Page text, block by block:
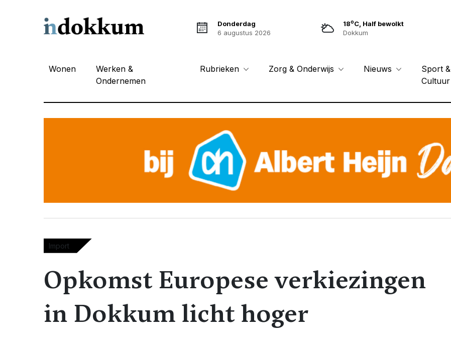
Donderdag
6 augustus 2026
18oC, Half bewolkt
Dokkum
Wonen
Werken &
Ondernemen
Rubrieken Zorg & Onderwijs Nieuws
Sport &
Cultuur
Import
Opkomst Europese verkiezingen
in Dokkum licht hoger